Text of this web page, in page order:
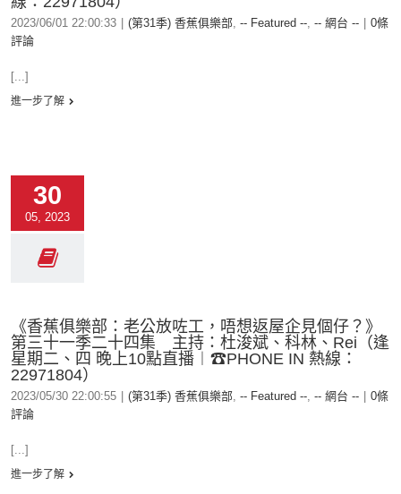
2023/06/01 22:00:33 (第31季) 香蕉俱樂部, -- Featured --, -- 網台 --
0條
評論
[...]
進一步了解
30
05, 2023
《香蕉俱樂部：老公放咗工，唔想返屋企見個仔？》
第三十一季二十四集 主持：杜浚斌、科林、Rei（逢
星期二、四 晚上10點直播︱☎PHONE IN 熱線：
22971804）
2023/05/30 22:00:55 (第31季) 香蕉俱樂部, -- Featured --, -- 網台 --
0條
評論
[...]
進一步了解